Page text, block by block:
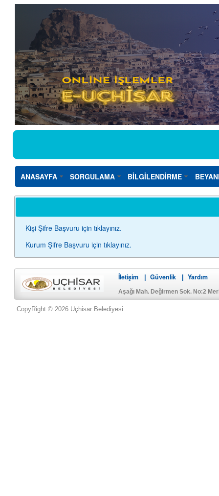
ANASAYFA SORGULAMA BİLGİLENDİRME
Kişi Şifre Başvuru için tıklayınız.
Kurum Şifre Başvuru için tıklayınız.
İletişim Güvenlik Yardım
Aşağı Mah. Değirmen Sok. No:2
CopyRight © 2026 Uçhisar Belediyesi